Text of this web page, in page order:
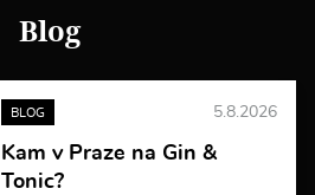
a
c
í
Blog
BLOG 5.8.2026
Kam v Praze na Gin &
Tonic?